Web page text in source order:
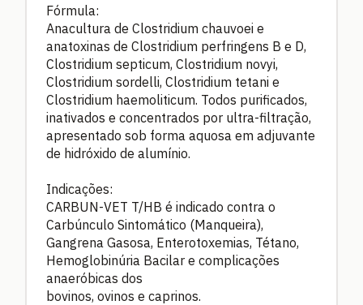
Fórmula:
Anacultura de Clostridium chauvoei e
anatoxinas de Clostridium perfringens B e D,
Clostridium septicum, Clostridium novyi,
Clostridium sordelli, Clostridium tetani e
Clostridium haemoliticum. Todos purificados,
inativados e concentrados por ultra-filtração,
apresentado sob forma aquosa em adjuvante
de hidróxido de alumínio.
Indicações:
CARBUN-VET T/HB é indicado contra o
Carbúnculo Sintomático (Manqueira),
Gangrena Gasosa, Enterotoxemias, Tétano,
Hemoglobinúria Bacilar e complicações
anaeróbicas dos
bovinos, ovinos e caprinos.